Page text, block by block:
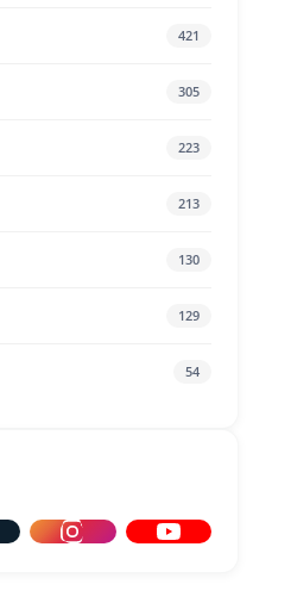
421
305
223
213
130
129
54